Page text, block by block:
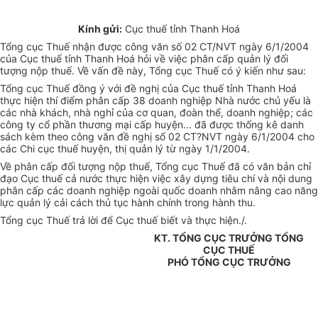
Kính gửi: Cục thuế tỉnh Thanh Hoá
Tổng cục Thuế nhận được công văn số 02 CT/NVT ngày 6/1/2004
của Cục thuế tỉnh Thanh Hoá hỏi về việc phân cấp quản lý đối
tượng nộp thuế. Về vấn đề này, Tổng cục Thuế có ý kiến như sau:
Tổng cục Thuế đồng ý với đề nghị của Cục thuế tỉnh Thanh Hoá
thực hiện thí điểm phân cấp 38 doanh nghiệp Nhà nước chủ yếu là
các nhà khách, nhà nghỉ của cơ quan, đoàn thể, doanh nghiệp; các
công ty cổ phần thương mại cấp huyện... đã được thống kê danh
sách kèm theo công văn đề nghị số 02 CT?NVT ngày 6/1/2004 cho
các Chi cục thuế huyện, thị quản lý từ ngày 1/1/2004.
Về phân cấp đối tượng nộp thuế, Tổng cục Thuế đã có văn bản chỉ
đạo Cục thuế cả nước thực hiện việc xây dựng tiêu chí và nội dung
phân cấp các doanh nghiệp ngoài quốc doanh nhằm nâng cao năng
lực quản lý cải cách thủ tục hành chính trong hành thu.
Tổng cục Thuế trả lời để Cục thuế biết và thực hiện./.
KT. TỔNG CỤC TRƯỞNG TỔNG
CỤC THUẾ
PHÓ TỔNG CỤC TRƯỞNG